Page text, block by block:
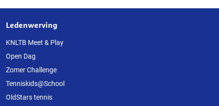
Over
deze
website
Ledenwerving
KNLTB Meet & Play
Open Dag
Zomer Challenge
Tenniskids@School
OldStars tennis